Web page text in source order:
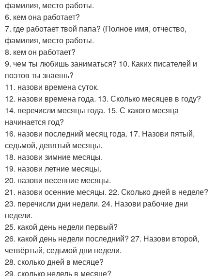
фамилия, место работы.
6. кем она работает?
7. где работает твой папа? (Полное имя, отчество,
фамилия, место работы.
8. кем он работает?
9. чем ты любишь заниматься? 10. Каких писателей и
поэтов ты знаешь?
11. назови времена суток.
12. назови времена года. 13. Сколько месяцев в году?
14. перечисли месяцы года. 15. С какого месяца
начинается год?
16. назови последний месяц года. 17. Назови пятый,
седьмой, девятый месяцы.
18. назови зимние месяцы.
19. назови летние месяцы.
20. назови весенние месяцы.
21. назови осенние месяцы. 22. Сколько дней в неделе?
23. перечисли дни недели. 24. Назови рабочие дни
недели.
25. какой день недели первый?
26. какой день недели последний? 27. Назови второй,
четвёртый, седьмой дни недели.
28. сколько дней в месяце?
29. сколько недель в месяце?